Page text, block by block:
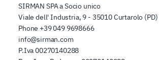
SIRMAN SPA a Socio unico
Viale dell' Industria, 9 - 35010 Curtarolo (PD)
Phone +39 049 9698666
info@sirman.com
P.Iva 00270140288